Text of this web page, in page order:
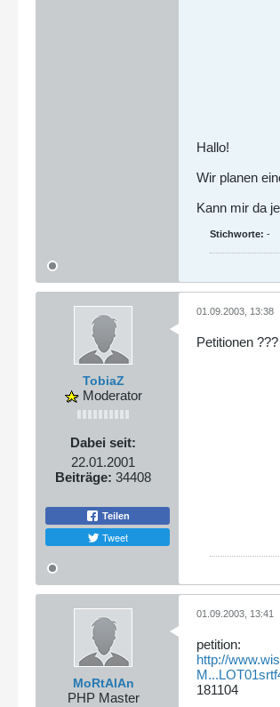
Hallo!
Wir planen
Kann mir da
Stichworte: -
TobiaZ
Moderator
Dabei seit:
22.01.2001
Beiträge: 34408
Teilen
Tweet
01.09.2003, 13:38
Petitionen ???
MoRtAlAn
PHP Master
01.09.2003, 13:41
petition:
http://
181104